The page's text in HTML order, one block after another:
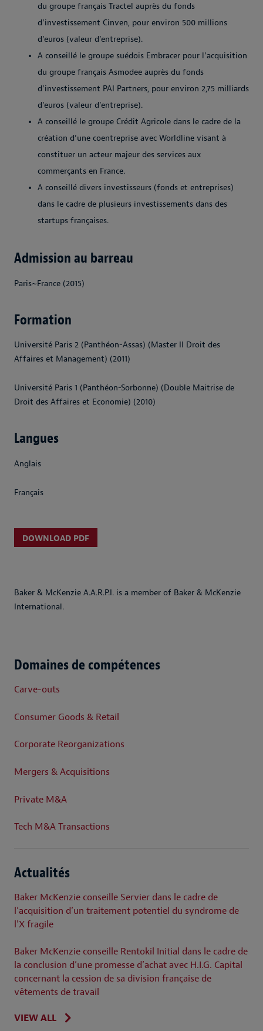
du groupe français Tractel auprès du fonds
d’investissement Cinven, pour environ 500 millions
d’euros (valeur d’entreprise).
A conseillé le groupe suédois Embracer pour l’acquisition
du groupe français Asmodee auprès du fonds
d’investissement PAI Partners, pour environ 2,75 milliards
d’euros (valeur d’entreprise).
A conseillé le groupe Crédit Agricole dans le cadre de la
création d’une coentreprise avec Worldline visant à
constituer un acteur majeur des services aux
commerçants en France.
A conseillé divers investisseurs (fonds et entreprises)
dans le cadre de plusieurs investissements dans des
startups françaises.
Admission au barreau
Paris~France (2015)
Formation
Université Paris 2 (Panthéon-Assas) (Master II Droit des
Affaires et Management) (2011)
Université Paris 1 (Panthéon-Sorbonne) (Double Maitrise de
Droit des Affaires et Economie) (2010)
Langues
Anglais
Français
DOWNLOAD PDF
Baker & McKenzie A.A.R.P.I. is a member of Baker & McKenzie
International.
Domaines de compétences
Carve-outs
Consumer Goods & Retail
Corporate Reorganizations
Mergers & Acquisitions
Private M&A
Tech M&A Transactions
Actualités
Baker McKenzie conseille Servier dans le cadre de
l’acquisition d’un traitement potentiel du syndrome de
l'X fragile
Baker McKenzie conseille Rentokil Initial dans le cadre de
la conclusion d’une promesse d’achat avec H.I.G. Capital
concernant la cession de sa division française de
vêtements de travail
VIEW ALL